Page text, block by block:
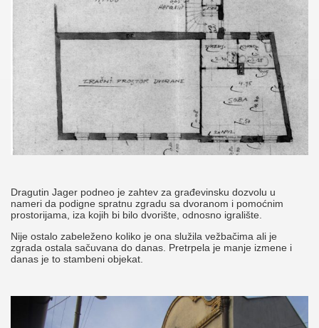
Dragutin Jager podneo je zahtev za građevinsku dozvolu u
nameri da podigne spratnu zgradu sa dvoranom i pomoćnim
prostorijama, iza kojih bi bilo dvorište, odnosno igralište.
Nije ostalo zabeleženo koliko je ona služila vežbačima ali je
zgrada ostala sačuvana do danas. Pretrpela je manje izmene i
danas je to stambeni objekat.